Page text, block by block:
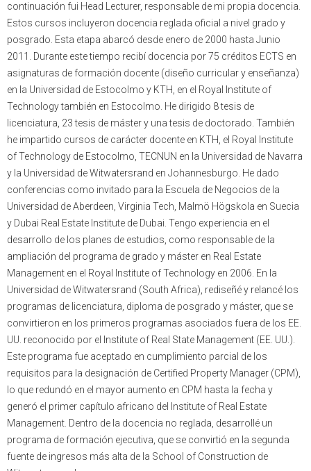
continuación fui Head Lecturer, responsable de mi propia docencia.
Estos cursos incluyeron docencia reglada oficial a nivel grado y
posgrado. Esta etapa abarcó desde enero de 2000 hasta Junio
2011. Durante este tiempo recibí docencia por 75 créditos ECTS en
asignaturas de formación docente (diseño curricular y enseñanza)
en la Universidad de Estocolmo y KTH, en el Royal Institute of
Technology también en Estocolmo. He dirigido 8 tesis de
licenciatura, 23 tesis de máster y una tesis de doctorado. También
he impartido cursos de carácter docente en KTH, el Royal Institute
of Technology de Estocolmo, TECNUN en la Universidad de Navarra
y la Universidad de Witwatersrand en Johannesburgo. He dado
conferencias como invitado para la Escuela de Negocios de la
Universidad de Aberdeen, Virginia Tech, Malmö Högskola en Suecia
y Dubai Real Estate Institute de Dubai. Tengo experiencia en el
desarrollo de los planes de estudios, como responsable de la
ampliación del programa de grado y máster en Real Estate
Management en el Royal Institute of Technology en 2006. En la
Universidad de Witwatersrand (South Africa), rediseñé y relancé los
programas de licenciatura, diploma de posgrado y máster, que se
convirtieron en los primeros programas asociados fuera de los EE.
UU. reconocido por el Institute of Real State Management (EE. UU.).
Este programa fue aceptado en cumplimiento parcial de los
requisitos para la designación de Certified Property Manager (CPM),
lo que redundó en el mayor aumento en CPM hasta la fecha y
generó el primer capítulo africano del Institute of Real Estate
Management. Dentro de la docencia no reglada, desarrollé un
programa de formación ejecutiva, que se convirtió en la segunda
fuente de ingresos más alta de la School of Construction de